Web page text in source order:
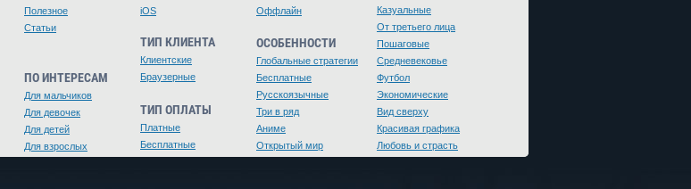
Полезное
Статьи
ПО ИНТЕРЕСАМ
Для мальчиков
Для девочек
Для детей
Для взрослых
iOS
ТИП КЛИЕНТА
Клиентские
Браузерные
ТИП ОПЛАТЫ
Платные
Бесплатные
Оффлайн
ОСОБЕННОСТИ
Глобальные стратегии
Бесплатные
Русскоязычные
Три в ряд
Аниме
Открытый мир
Казуальные
От третьего лица
Пошаговые
Средневековье
Футбол
Экономические
Вид сверху
Красивая графика
Любовь и страсть